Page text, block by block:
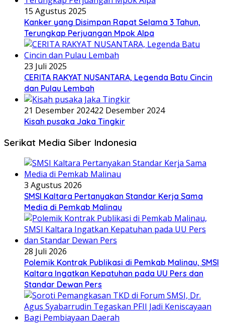
15 Agustus 2025
Kanker yang Disimpan Rapat Selama 3 Tahun,
Terungkap Perjuangan Mpok Alpa
23 Juli 2025
CERITA RAKYAT NUSANTARA, Legenda Batu Cincin
dan Pulau Lembah
21 Desember 202422 Desember 2024
Kisah pusaka Jaka Tingkir
Serikat Media Siber Indonesia
3 Agustus 2026
SMSI Kaltara Pertanyakan Standar Kerja Sama
Media di Pemkab Malinau
28 Juli 2026
Polemik Kontrak Publikasi di Pemkab Malinau, SMSI
Kaltara Ingatkan Kepatuhan pada UU Pers dan
Standar Dewan Pers